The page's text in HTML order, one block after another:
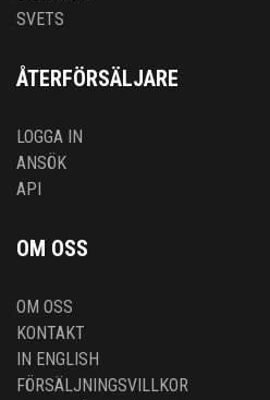
SVETS
ÅTERFÖRSÄLJARE
LOGGA IN
ANSÖK
API
OM OSS
OM OSS
KONTAKT
IN ENGLISH
FÖRSÄLJNINGSVILLKOR